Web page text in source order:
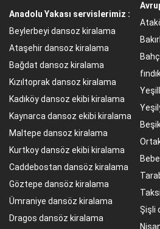
Anadolu Yakası servislerimiz :
Beylerbeyi dansoz kiralama
Ataşehir dansoz kiralama
Bağdat dansoz kiralama
Kızıltoprak dansoz kiralama
Kadıköy dansoz ekibi kiralama
Kaynarca dansoz ekibi kiralama
Maltepe dansoz kiralama
Kurtkoy dansöz ekibi kiralama
Caddebostan dansöz kiralama
Göztepe dansöz kiralama
Ümraniye dansöz kiralama
Dragos dansöz kiralama
Şişli